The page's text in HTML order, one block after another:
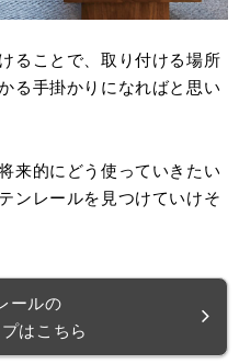
ることで、取り付ける場所
る手掛かりになればと思い
来的にどう使っていきたい
ンレールを見つけていけそ
ールの
はこちら